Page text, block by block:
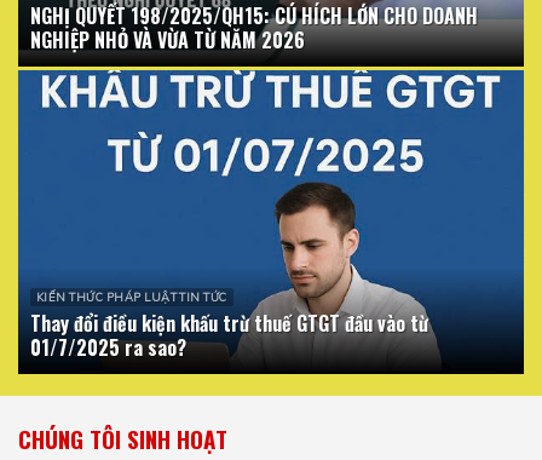
NGHỊ QUYẾT 198/2025/QH15: CÚ HÍCH LỚN CHO DOANH
NGHIỆP NHỎ VÀ VỪA TỪ NĂM 2026
KIẾN THỨC PHÁP LUẬT TIN TỨC
Thay đổi điều kiện khấu trừ thuế GTGT đầu vào từ
01/7/2025 ra sao?
CHÚNG TÔI SINH HOẠT